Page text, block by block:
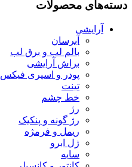
دسته‌های محصولات
آرایشی
آبرسان
بالم لب و برق لب
براش آرایشی
پودر و اسپری فیکس
تینت
خط چشم
رژ
رژ گونه و پنکیک
ریمل و فرمژه
ژل ابرو
سایه